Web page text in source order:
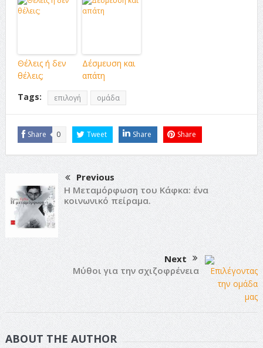
Θέλεις ή δεν
θέλεις;
Δέσμευση και
απάτη
Tags:
επιλογή ομάδα
Share 0 Tweet Share Share
Previous
Η Μεταμόρφωση του Κάφκα: ένα
κοινωνικό πείραμα.
Next
Μύθοι για την σχιζοφρένεια
ABOUT THE AUTHOR